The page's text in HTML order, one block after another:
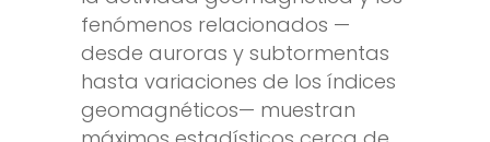
fenómenos relacionados —
desde auroras y subtormentas
hasta variaciones de los índices
geomagnéticos— muestran